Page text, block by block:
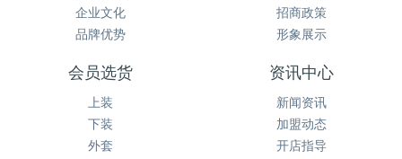
企业文化
品牌优势
招商政策
形象展示
会员选货
上装
下装
外套
资讯中心
新闻资讯
加盟动态
开店指导